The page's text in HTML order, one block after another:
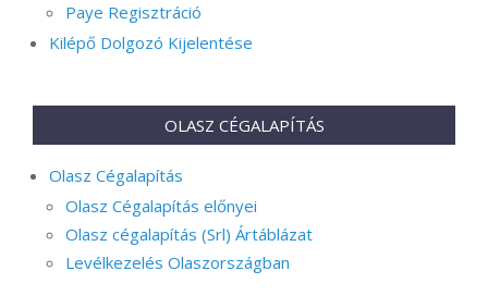
Paye Regisztráció
Kilépő Dolgozó Kijelentése
OLASZ CÉGALAPÍTÁS
Olasz Cégalapítás
Olasz Cégalapítás előnyei
Olasz cégalapítás (Srl) Ártáblázat
Levélkezelés Olaszországban